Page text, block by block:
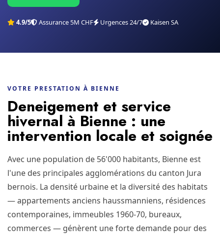
4.9/5 Assurance 5M CHF Urgences 24/7 Kaisen SA
VOTRE PRESTATION À BIENNE
Deneigement et service
hivernal à Bienne : une
intervention locale et soignée
Avec une population de 56'000 habitants, Bienne est
l'une des principales agglomérations du canton Jura
bernois. La densité urbaine et la diversité des habitats
— appartements anciens haussmanniens, résidences
contemporaines, immeubles 1960-70, bureaux,
commerces — génèrent une forte demande pour des